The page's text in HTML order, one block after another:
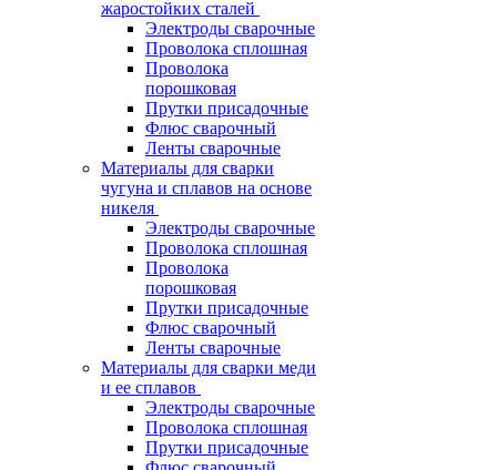
жаростойких сталей
Электроды сварочные
Проволока сплошная
Проволока
порошковая
Прутки присадочные
Флюс сварочный
Ленты сварочные
Материалы для сварки
чугуна и сплавов на основе
никеля
Электроды сварочные
Проволока сплошная
Проволока
порошковая
Прутки присадочные
Флюс сварочный
Ленты сварочные
Материалы для сварки меди
и ее сплавов
Электроды сварочные
Проволока сплошная
Прутки присадочные